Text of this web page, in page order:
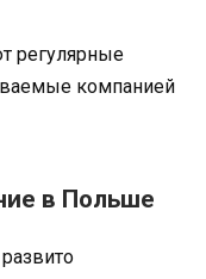
регулярные
компанией
в Польше